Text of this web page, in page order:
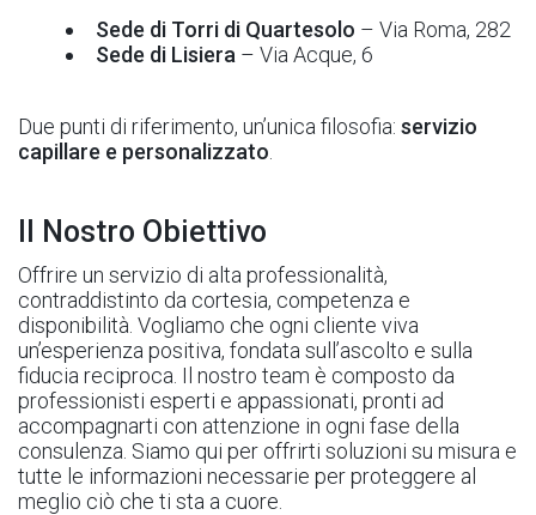
Sede di Torri di Quartesolo – Via Roma, 282
Sede di Lisiera – Via Acque, 6
Due punti di riferimento, un’unica filosofia: servizio
capillare e personalizzato
Il Nostro Obiettivo
Offrire un servizio di alta professionalità,
contraddistinto da cortesia, competenza e
disponibilità. Vogliamo che ogni cliente viva
un’esperienza positiva, fondata sull’ascolto e sulla
fiducia reciproca. Il nostro team è composto da
professionisti esperti e appassionati, pronti ad
accompagnarti con attenzione in ogni fase della
consulenza. Siamo qui per offrirti soluzioni su misura e
tutte le informazioni necessarie per proteggere al
meglio ciò che ti sta a cuore.